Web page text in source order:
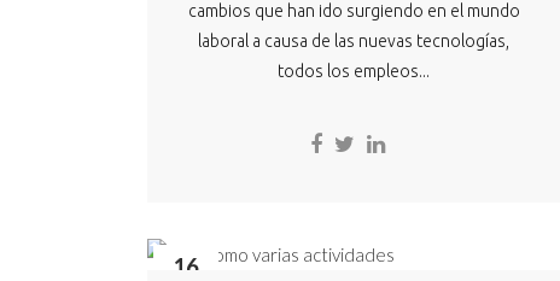
cambios que han ido surgiendo en el mundo
laboral a causa de las nuevas tecnologías,
todos los empleos...
16